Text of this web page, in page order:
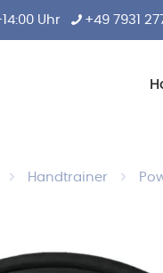
Uhr +49 7931
Handtrainer